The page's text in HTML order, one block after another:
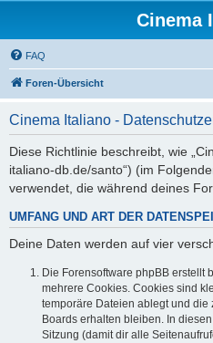
Cinema
FAQ
Foren-Übersicht
Cinema Italiano -
Diese Richtlinie beschreibt, wie
italiano-db.de/santo“) (im
verwendet, die während deines
UMFANG UND ART DER
Deine Daten werden auf vier
Die Forensoftware phpBB erstellt
mehrere Cookies. Cookies sind
temporäre Dateien ablegt und
Boards erhalten bleiben. In
Sitzung (damit dir alle